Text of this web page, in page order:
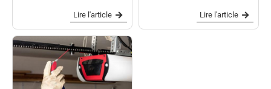
Lire l'article Lire l'article